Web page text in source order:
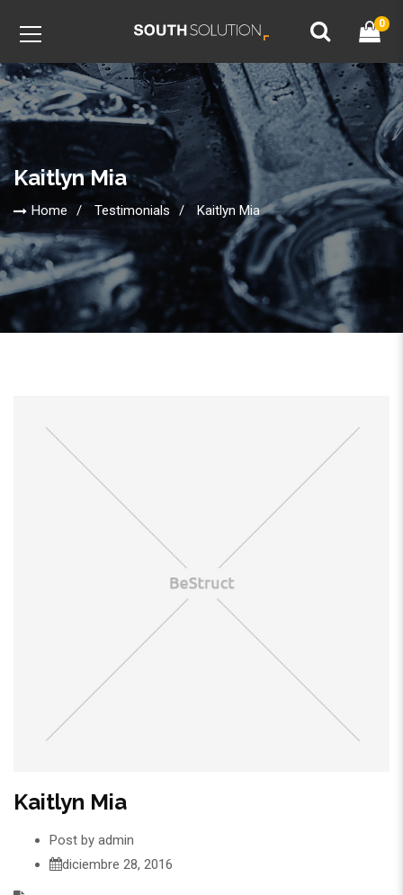
0
Kaitlyn Mia
Home Testimonials Kaitlyn Mia
Kaitlyn Mia
Post by admin
diciembre 28, 2016